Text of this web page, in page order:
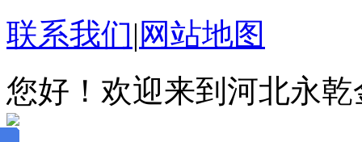
联系我们| 网站地图
您好！欢迎来到河北永